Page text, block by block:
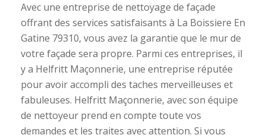
Avec une entreprise de nettoyage de façade
offrant des services satisfaisants à La Boissiere En
Gatine 79310, vous avez la garantie que le mur de
votre façade sera propre. Parmi ces entreprises, il
y a Helfritt Maçonnerie, une entreprise réputée
pour avoir accompli des taches merveilleuses et
fabuleuses. Helfritt Maçonnerie, avec son équipe
de nettoyeur prend en compte toute vos
demandes et les traites avec attention. Si vous